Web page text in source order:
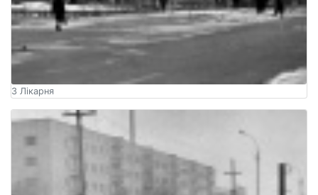
3 Лікарня